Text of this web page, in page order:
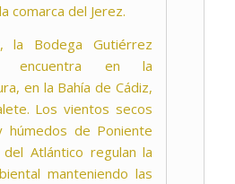
comarca del Jerez.
la Bodega Gutiérrez
encuentra en la
en la Bahía de Cádiz,
Los vientos secos
húmedos de Poniente
Atlántico regulan la
manteniendo las